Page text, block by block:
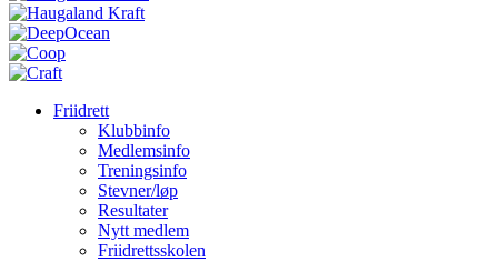
Friidrett
Klubbinfo
Medlemsinfo
Treningsinfo
Stevner/løp
Resultater
Nytt medlem
Friidrettsskolen